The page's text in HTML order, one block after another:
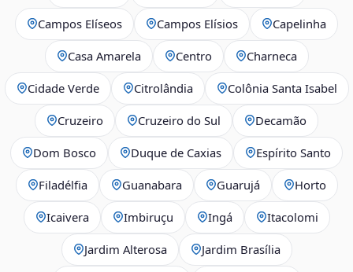
Campos Elíseos Campos Elísios Capelinha
Casa Amarela Centro Charneca
Cidade Verde Citrolândia Colônia Santa Isabel
Cruzeiro Cruzeiro do Sul Decamão
Dom Bosco Duque de Caxias Espírito Santo
Filadélfia Guanabara Guarujá Horto
Icaivera Imbiruçu Ingá Itacolomi
Jardim Alterosa Jardim Brasília